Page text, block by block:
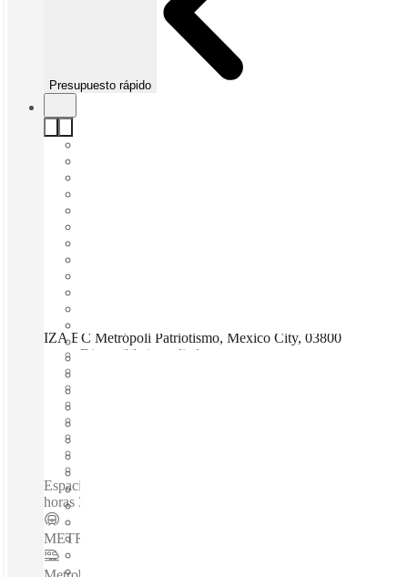
Presupuesto rápido
IZA BC Metrópoli Patriotismo, Mexico City, 03800
Disponible inmediadamente
Espacios de coworking / Salas de Reuniones - Acceso 24
horas 365 días
METRO SAN PEDRO DE LOS PINOS